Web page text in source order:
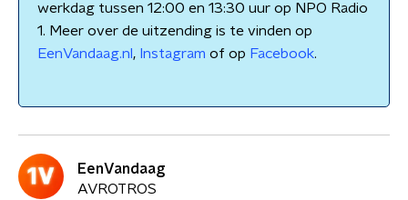
werkdag tussen 12:00 en 13:30 uur op NPO Radio
1. Meer over de uitzending is te vinden op
EenVandaag.nl , Instagram of op Facebook.
EenVandaag
AVROTROS